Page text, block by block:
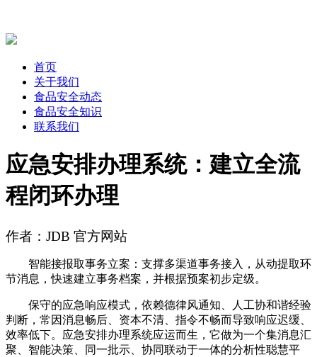
首页
关于我们
食品安全动态
食品安全知识
联系我们
应急安排办理系统：建立全流
程闭环办理
作者：JDB 官方网站
智能接报取事务立案：支撑多渠道事务接入，从动提取环
节消息，快速建立事务档案，并根据预案初步定级。
保守的应急响应模式，依赖德律风通知、人工协和谐经验
判断，常因消息畅后、资本不清、指令不畅而导致响应迟缓、
效率低下。应急安排办理系统应运而生，它做为一个集消息汇
聚、智能决策、同一批示、协同联动于一体的分析性聪慧平